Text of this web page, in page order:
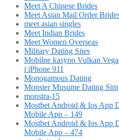
Meet A Chinese Brides
Meet Asian Mail Order
meet asian singles
Meet Indian Brides
Meet Women Overseas
Military Dating Sites
Mobilne kasyno Vulkan
i iPhone 911
Monogamous Dating
Monster Musume Dating Sim
monstra-15
Mostbet Android & Ios App
Mobile App – 149
Mostbet Android & Ios App
Mobile App – 474